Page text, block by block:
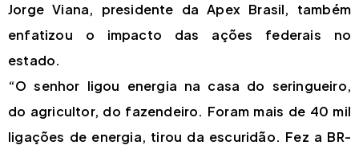
Jorge Viana, presidente da Apex Brasil, também
enfatizou o impacto das ações federais no
estado.
“O senhor ligou energia na casa do seringueiro,
do agricultor, do fazendeiro. Foram mais de 40 mil
ligações de energia, tirou da escuridão. Fez a BR-